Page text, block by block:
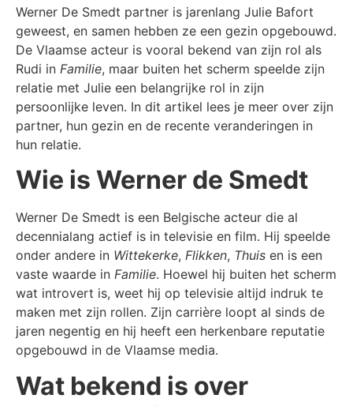
Werner De Smedt partner is jarenlang Julie Bafort
geweest, en samen hebben ze een gezin opgebouwd.
De Vlaamse acteur is vooral bekend van zijn rol als
Rudi in Familie, maar buiten het scherm speelde zijn
relatie met Julie een belangrijke rol in zijn
persoonlijke leven. In dit artikel lees je meer over zijn
partner, hun gezin en de recente veranderingen in
hun relatie.
Wie is Werner de Smedt
Werner De Smedt is een Belgische acteur die al
decennialang actief is in televisie en film. Hij speelde
onder andere in Wittekerke, Flikken, Thuis en is een
vaste waarde in Familie. Hoewel hij buiten het scherm
wat introvert is, weet hij op televisie altijd indruk te
maken met zijn rollen. Zijn carrière loopt al sinds de
jaren negentig en hij heeft een herkenbare reputatie
opgebouwd in de Vlaamse media.
Wat bekend is over